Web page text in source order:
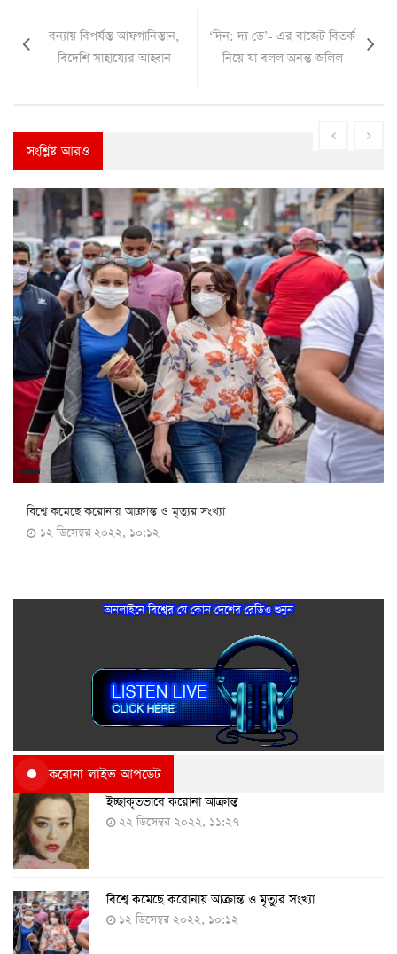
বন্যায় বিপর্যস্ত আফগানিস্তান,
বিদেশি সাহায্যের আহ্বান
‘দিন: দ্য ডে’- এর বাজেট বিতর্ক
নিয়ে যা বলল অনন্ত জলিল
সংশ্লিষ্ট আরও
বিশ্বে কমেছে করোনায় আক্রান্ত ও মৃত্যুর সংখ্যা
১২ ডিসেম্বর ২০২২, ১০:১২
অনলাইনে বিশ্বের যে কোন দেশের রেডিও শুনুন
করোনা লাইভ আপডেট
ইচ্ছাকৃতভাবে করোনা আক্রান্ত
২২ ডিসেম্বর ২০২২, ১১:২৭
বিশ্বে কমেছে করোনায় আক্রান্ত ও মৃত্যুর সংখ্যা
১২ ডিসেম্বর ২০২২, ১০:১২